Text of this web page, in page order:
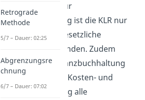
Als Gegenstück zur
Finanzbuchhaltung ist die KLR nur
an sehr wenige gesetzliche
Regelungen gebunden. Zudem
beinhaltet die Finanzbuchhaltung
im Gegensatz zur Kosten- und
Leistungsrechnung alle
Retrograde
Methode
5/7 – Dauer: 02:25
Abgrenzungsre
chnung
6/7 – Dauer: 07:02